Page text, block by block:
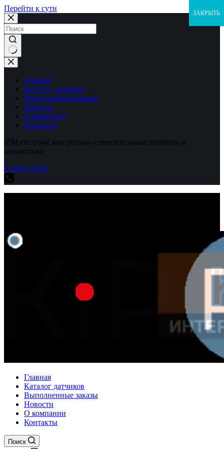
Перейти к сути
Ничего
не
найденоГлавная
Каталог датчиков
Выполненные заказы
Новости
О компании
Контакты
IFM electronic контрольно-измерительные приборы и
автоматика
Explore Shop
Главная
Каталог датчиков
Выполненные заказы
Новости
О компании
Контакты
Поиск
ЗАКРЫТЬ